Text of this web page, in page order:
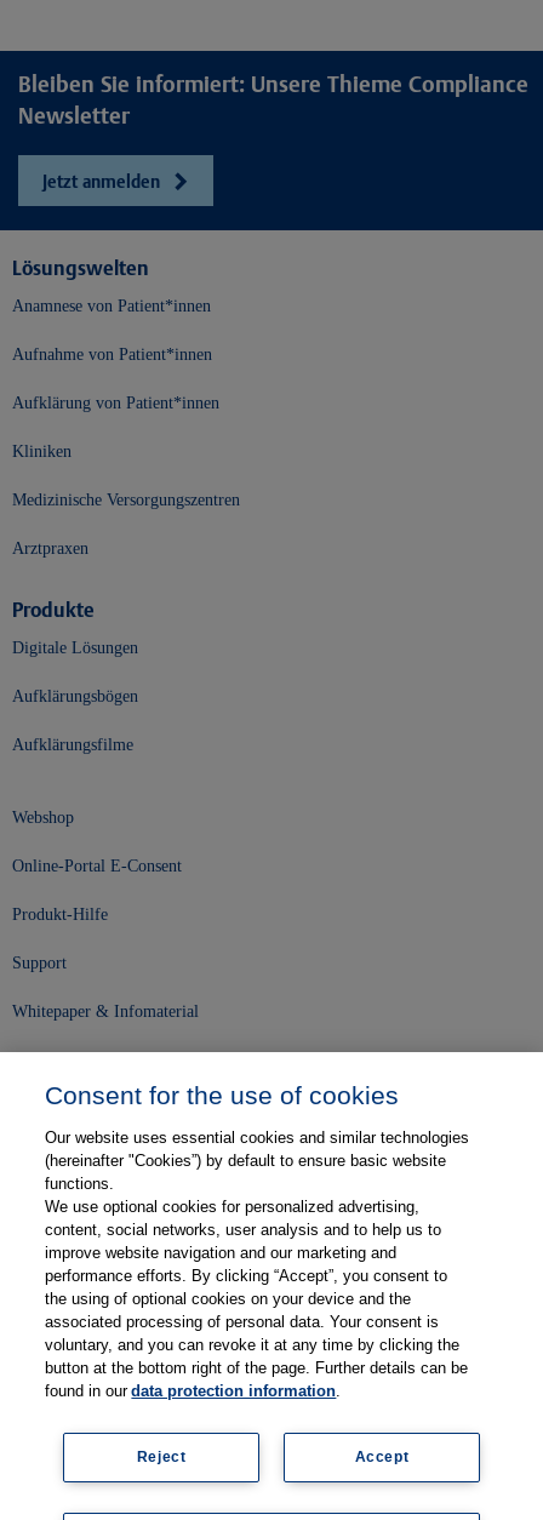
Bleiben Sie informiert: Unsere Thieme Compliance
Newsletter
Jetzt anmelden
Lösungswelten
Anamnese von Patient*innen
Aufnahme von Patient*innen
Aufklärung von Patient*innen
Kliniken
Medizinische Versorgungszentren
Arztpraxen
Produkte
Digitale Lösungen
Aufklärungsbögen
Aufklärungsfilme
Webshop
Online-Portal E-Consent
Produkt-Hilfe
Support
Whitepaper & Infomaterial
Karriere
Kontakt
Web-Semniare
Anwenderberichte
Partner
Impressum Datenschutz Kontakt AGB
Consent for the use of cookies
Our website uses essential cookies and similar technologies
(hereinafter "Cookies”) by default to ensure basic website
functions.
We use optional cookies for personalized advertising,
content, social networks, user analysis and to help us to
improve website navigation and our marketing and
performance efforts. By clicking “Accept”, you consent to
the using of optional cookies on your device and the
associated processing of personal data. Your consent is
voluntary, and you can revoke it at any time by clicking the
button at the bottom right of the page. Further details can be
found in ourdata protection information.
Accept
Reject